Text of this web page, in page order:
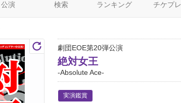
公演 検索 ランキング チケプレ
劇団EOE第20弾公演
絶対女王
-Absolute Ace-
実演鑑賞